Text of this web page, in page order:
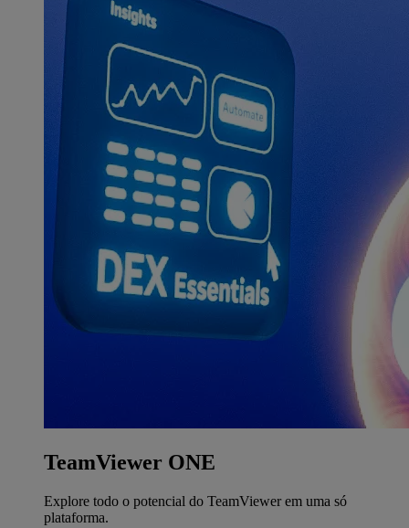
TeamViewer ONE
Explore todo o potencial do TeamViewer em uma só
plataforma.